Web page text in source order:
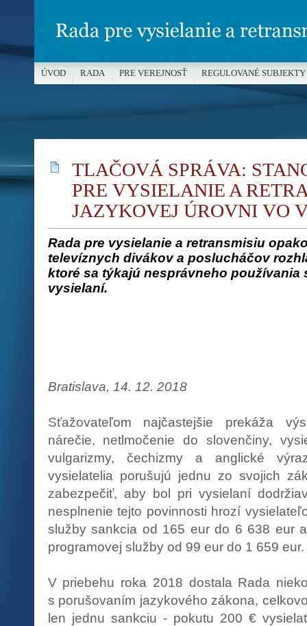
TLAČOVÁ SPRÁVA:
PRE VYSIELANIE A
JAZYKOVEJ ÚROVNI VO
Rada pre vysielanie a retransmisiu
televíznych divákov a poslucháčov
ktoré sa týkajú nesprávneho používania
vysielaní.
Bratislava, 14. 12. 2018
Sťažovateľom najčastejšie prekáža
nárečie, netlmočenie do slovenčiny,
vulgarizmy, čechizmy a anglické
vysielatelia porušujú jednu zo svojich
zabezpečiť, aby bol pri vysielaní
nesplnenie tejto povinnosti hrozí
služby sankcia od 165 eur do 6 638 eur
programovej služby od 99 eur do 1 659 eur.
V priebehu roka 2018 dostala Rada
s porušovaním jazykového zákona,
len jednu sankciu - pokutu 200 €
ÚVOD RADA PRE VEREJNOSŤ REGULOVANÉ SUBJEKTY